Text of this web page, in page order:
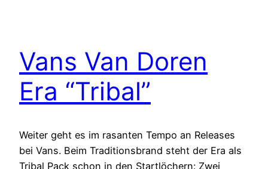
Vans Van Doren
Era “Tribal”
Weiter geht es im rasanten Tempo an Releases
bei Vans. Beim Traditionsbrand steht der Era als
Tribal Pack schon in den Startlöchern: Zwei